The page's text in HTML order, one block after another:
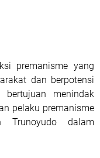
premanisme yang
dan berpotensi
bertujuan menindak
pelaku premanisme
Trunoyudo dalam